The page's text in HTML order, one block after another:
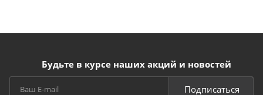
Будьте в курсе наших акций и новостей
Подписаться